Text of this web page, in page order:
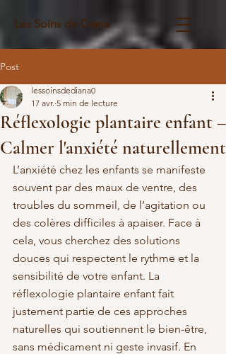
Les Soins de Diana
Post
Réflexologie plantaire enfant –
Calmer l'anxiété naturellement
lessoinsdediana0
17 avr. 5 min de lecture
L’anxiété chez les enfants se manifeste
souvent par des maux de ventre, des
troubles du sommeil, de l’agitation ou
des colères difficiles à apaiser. Face à
cela, vous cherchez des solutions
douces qui respectent le rythme et la
sensibilité de votre enfant. La
réflexologie plantaire enfant fait
justement partie de ces approches
naturelles qui soutiennent le bien-être,
sans médicament ni geste invasif. En